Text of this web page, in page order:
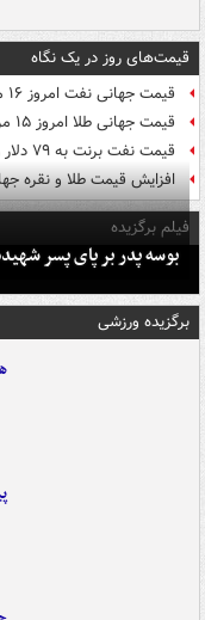
قیمت‌های روز در یک نگاه
قیمت جهانی نفت امروز ۱۶ مرداد
قیمت جهانی طلا امروز ۱۵ مرداد
قیمت نفت برنت به ۷۹ دلار رسید
افزایش قیمت طلا و نقره
فیلم برگزیده
بوسه‌ پدر بر پای پسر
برگزیده ورزشی